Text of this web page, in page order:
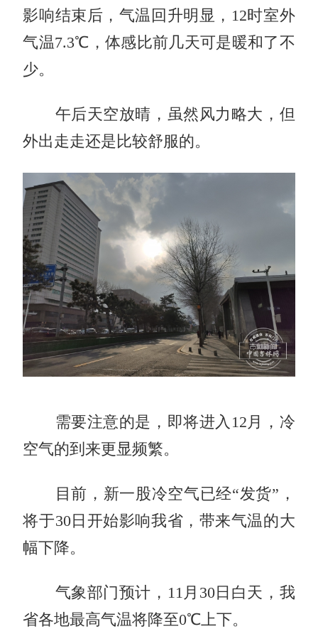
影响结束后，气温回升明显，12时室外
气温7.3℃，体感比前几天可是暖和了不
少。
午后天空放晴，虽然风力略大，但
外出走走还是比较舒服的。
需要注意的是，即将进入12月，冷
空气的到来更显频繁。
目前，新一股冷空气已经“发货”，
将于30日开始影响我省，带来气温的大
幅下降。
气象部门预计，11月30日白天，我
省各地最高气温将降至0℃上下。